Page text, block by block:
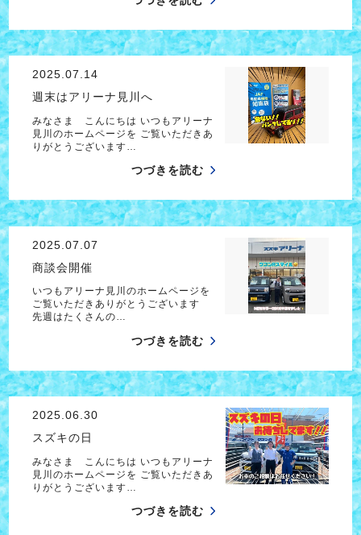
2025.07.14
週末はアリーナ見川へ
みなさま こんにちは いつもアリーナ
見川のホームページを ご覧いただきあ
りがとうございます…
つづきを読む
2025.07.07
商談会開催
いつもアリーナ見川のホームページを
ご覧いただきありがとうございます
先週はたくさんの…
つづきを読む
2025.06.30
スズキの日
みなさま こんにちは いつもアリーナ
見川のホームページを ご覧いただきあ
りがとうございます…
つづきを読む